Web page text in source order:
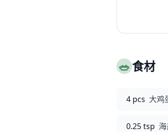
🥗食材
4 pcs 大鸡
0.25 tsp